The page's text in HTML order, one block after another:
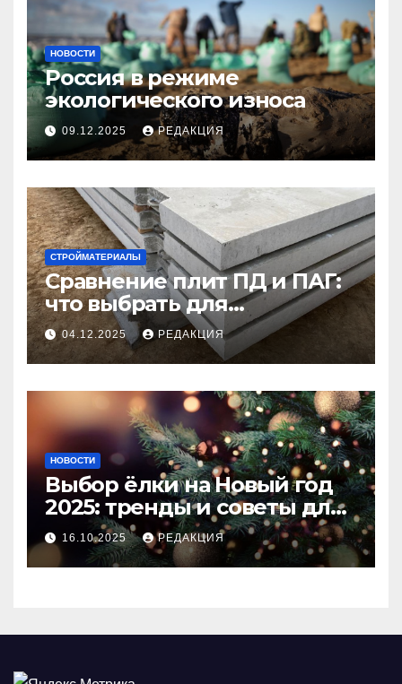
НОВОСТИ
Россия в режиме
экологического износа
09.12.2025 РЕДАКЦИЯ
СТРОЙМАТЕРИАЛЫ
Сравнение плит ПД и ПАГ:
что выбрать для
долговечного и прочного
покрытия
04.12.2025 РЕДАКЦИЯ
НОВОСТИ
Выбор ёлки на Новый год
2025: тренды и советы для
идеального праздника
16.10.2025 РЕДАКЦИЯ